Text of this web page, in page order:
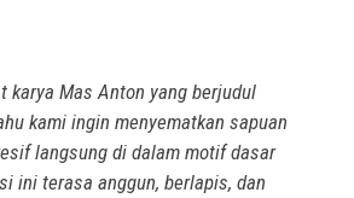
karya Mas Anton yang berjudul
kami ingin menyematkan sapuan
langsung di dalam motif dasar
ini terasa anggun, berlapis, dan